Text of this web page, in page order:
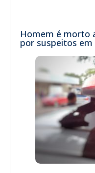
Homem é morto
por suspeitos